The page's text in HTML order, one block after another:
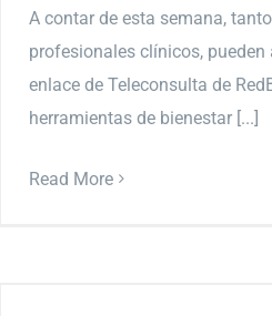
A contar de esta semana,
profesionales clínicos, pueden
enlace de Teleconsulta de
herramientas de bienestar [...]
Read More